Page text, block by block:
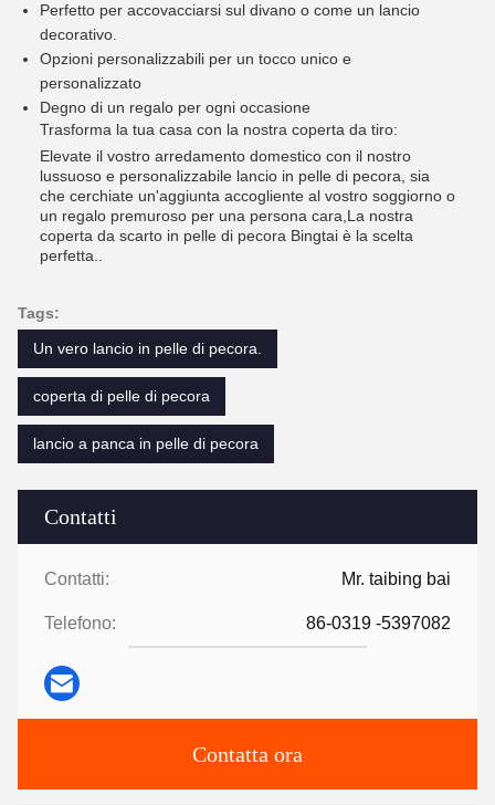
Contatti
Contatti: Mr. taibing bai
Telefono: 86-0319 -5397082
Contatta ora
Perfetto per accovacciarsi sul divano o come un lancio
decorativo.
Opzioni personalizzabili per un tocco unico e
personalizzato
Degno di un regalo per ogni occasione
Trasforma la tua casa con la nostra coperta da tiro:
Elevate il vostro arredamento domestico con il nostro
lussuoso e personalizzabile lancio in pelle di pecora, sia
che cerchiate un'aggiunta accogliente al vostro soggiorno o
un regalo premuroso per una persona cara,La nostra
coperta da scarto in pelle di pecora Bingtai è la scelta
perfetta..
Tags:
Un vero lancio in pelle di pecora.
coperta di pelle di pecora
lancio a panca in pelle di pecora